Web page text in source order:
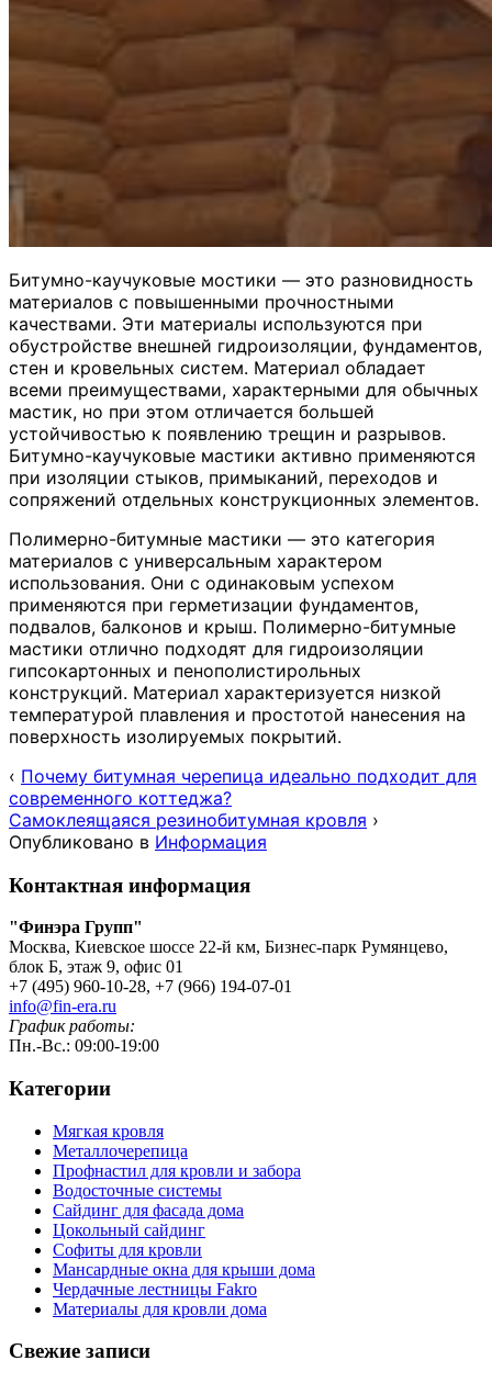
Битумно-каучуковые мостики — это разновидность
материалов с повышенными прочностными
качествами. Эти материалы используются при
обустройстве внешней гидроизоляции, фундаментов,
стен и кровельных систем. Материал обладает
всеми преимуществами, характерными для обычных
мастик, но при этом отличается большей
устойчивостью к появлению трещин и разрывов.
Битумно-каучуковые мастики активно применяются
при изоляции стыков, примыканий, переходов и
сопряжений отдельных конструкционных элементов.
Полимерно-битумные мастики — это категория
материалов с универсальным характером
использования. Они с одинаковым успехом
применяются при герметизации фундаментов,
подвалов, балконов и крыш. Полимерно-битумные
мастики отлично подходят для гидроизоляции
гипсокартонных и пенополистирольных
конструкций. Материал характеризуется низкой
температурой плавления и простотой нанесения на
поверхность изолируемых покрытий.
‹ Почему битумная черепица идеально подходит для
современного коттеджа?
Самоклеящаяся резинобитумная кровля ›
Опубликовано в Информация
Контактная информация
"Финэра Групп"
Москва, Киевское шоссе 22-й км, Бизнес-парк Румянцево,
блок Б, этаж 9, офис 01
+7 (495) 960-10-28, +7 (966) 194-07-01
info@fin-era.ru
График работы:
Пн.-Вс.: 09:00-19:00
Категории
Мягкая кровля
Металлочерепица
Профнастил для кровли и забора
Водосточные системы
Сайдинг для фасада дома
Цокольный сайдинг
Софиты для кровли
Мансардные окна для крыши дома
Чердачные лестницы Fakro
Материалы для кровли дома
Свежие записи